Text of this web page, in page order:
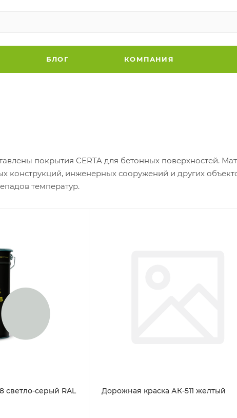
БЛОГ КОМПАНИЯ
покрытия CERTA для бетонных поверхностей.
конструкций, инженерных сооружений и других
температур.
светло-серый RAL
Дорожная краска АК-511 желтый